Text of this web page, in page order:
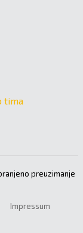
tima
preuzimanje
Impressum